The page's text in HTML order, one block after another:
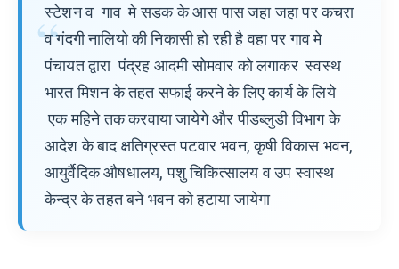
स्टेशन व गाव मे सडक के आस पास जहा जहा पर कचरा
व गंदगी नालियो की निकासी हो रही है वहा पर गाव मे
पंचायत द्वारा पंद्रह आदमी सोमवार को लगाकर स्वस्थ
भारत मिशन के तहत सफाई करने के लिए कार्य के लिये
एक महिने तक करवाया जायेगे और पीडब्लुडी विभाग के
आदेश के बाद क्षतिग्रस्त पटवार भवन, कृषी विकास भवन,
आयुर्वैदिक औषधालय, पशु चिकित्सालय व उप स्वास्थ
केन्द्र के तहत बने भवन को हटाया जायेगा